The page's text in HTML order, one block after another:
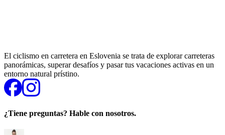
El ciclismo en carretera en Eslovenia se trata de explorar carreteras
panorámicas, superar desafíos y pasar tus vacaciones activas en un
entorno natural prístino.
¿Tiene preguntas? Hable con nosotros.